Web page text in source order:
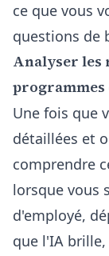
ce que vous
questions de
Analyser les
Une fois que
détaillées et
comprendre
lorsque vous
d'employé,
que l'IA